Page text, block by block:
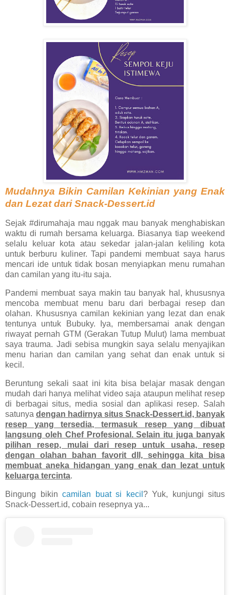
Mudahnya Bikin Camilan Kekinian yang Enak
dan Lezat dari Snack-Dessert.id
Sejak #dirumahaja mau nggak mau banyak menghabiskan
waktu di rumah bersama keluarga. Biasanya tiap weekend
selalu keluar kota atau sekedar jalan-jalan keliling kota
untuk berburu kuliner. Tapi pandemi membuat saya harus
mencari ide untuk tidak bosan menyiapkan menu rumahan
dan camilan yang itu-itu saja.
Pandemi membuat saya makin tau banyak hal, khususnya
mencoba membuat menu baru dari berbagai resep dan
olahan. Khususnya camilan kekinian yang lezat dan enak
tentunya untuk Bubuky. Iya, membersamai anak dengan
riwayat pernah GTM (Gerakan Tutup Mulut) lama membuat
saya trauma. Jadi sebisa mungkin saya selalu menyajikan
menu harian dan camilan yang sehat dan enak untuk si
kecil.
Beruntung sekali saat ini kita bisa belajar masak dengan
mudah dari hanya melihat video saja ataupun melihat resep
di berbagai situs, media sosial dan aplikasi resep. Salah
satunya dengan hadirnya situs Snack-Dessert.id, banyak
resep yang tersedia, termasuk resep yang dibuat
langsung oleh Chef Profesional. Selain itu juga banyak
pilihan resep, mulai dari resep untuk usaha, resep
dengan olahan bahan favorit dll, sehingga kita bisa
membuat aneka hidangan yang enak dan lezat untuk
keluarga tercinta.
Bingung bikin camilan buat si kecil ? Yuk, kunjungi situs
Snack-Dessert.id, cobain resepnya ya...